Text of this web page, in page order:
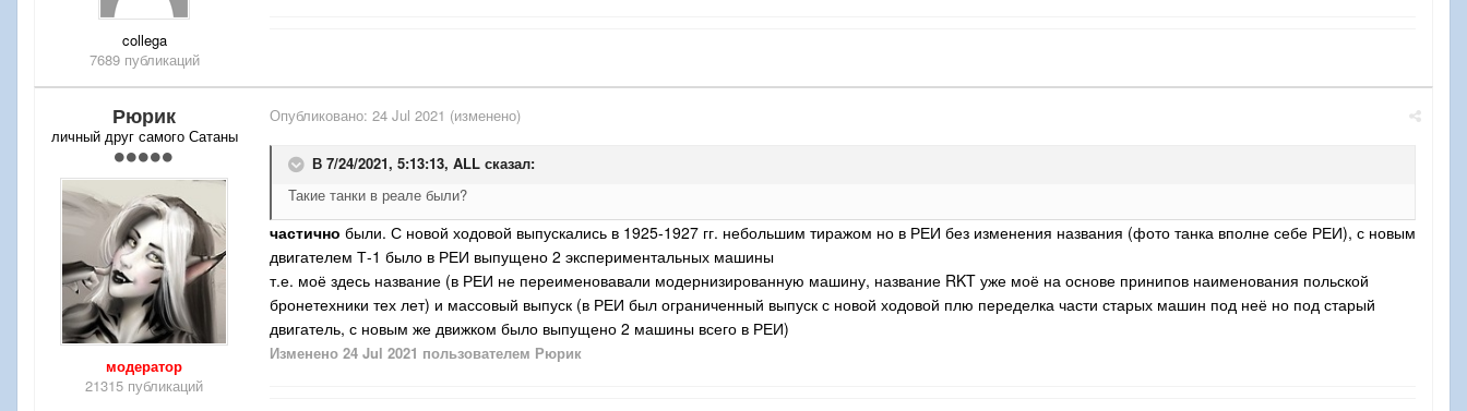
collega
7689 публикаций
Рюрик
личный друг самого Сатаны
модератор
21315 публикаций
Опубликовано: 24 Jul 2021 (изменено)
В 7/24/2021, 5:13:13, ALL сказал:
Такие танки в реале были?
частично были. С новой ходовой выпускались в 1925-1927 гг. небольшим тиражом но в РЕИ без изменения названия (фото танка вполне себе РЕИ), с новым
двигателем Т-1 было в РЕИ выпущено 2 экспериментальных машины
т.е. моё здесь название (в РЕИ не переименовавали модернизированную машину, название RKT уже моё на основе принипов наименования польской
бронетехники тех лет) и массовый выпуск (в РЕИ был ограниченный выпуск с новой ходовой плю переделка части старых машин под неё но под старый
двигатель, с новым же движком было выпущено 2 машины всего в РЕИ)
Изменено 24 Jul 2021 пользователем Рюрик